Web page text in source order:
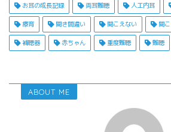
お耳の成長記録 両耳難聴 人工内耳
療育 聞き間違い 聞こえない 聞こ
補聴器 赤ちゃん 重度難聴 難聴
ABOUT ME